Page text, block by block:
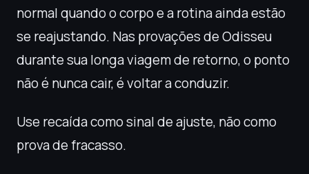
normal quando o corpo e a rotina ainda estão
se reajustando. Nas provações de Odisseu
durante sua longa viagem de retorno, o ponto
não é nunca cair, é voltar a conduzir.
Use recaída como sinal de ajuste, não como
prova de fracasso.